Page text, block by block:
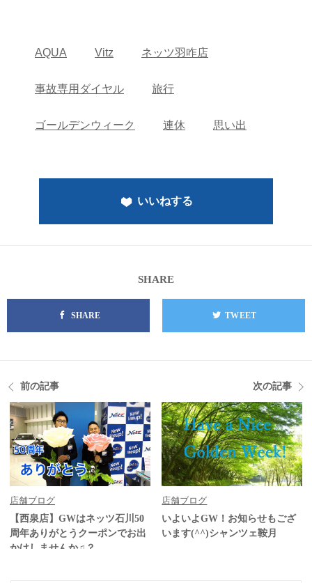
AQUA Vitz ネッツ羽咋店
事故専用ダイヤル 旅行
ゴールデンウィーク 連休 思い出
いいねする
SHARE
SHARE TWEET
前の記事
店舗ブログ
【西泉店】GWはネッツ石川50
周年ありがとうクーポンでお出
かけしませんか♫？
次の記事
店舗ブログ
いよいよGW！お知らせもござ
います(^^)シャンツェ鞍月